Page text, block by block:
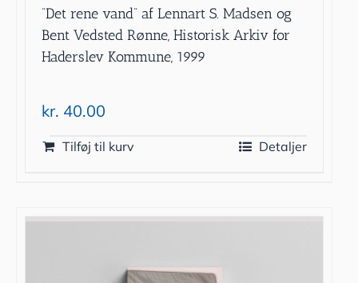
”Det rene vand” af Lennart S. Madsen og
Bent Vedsted Rønne, Historisk Arkiv for
Haderslev Kommune, 1999
kr. 40.00
Tilføj til kurv Detaljer